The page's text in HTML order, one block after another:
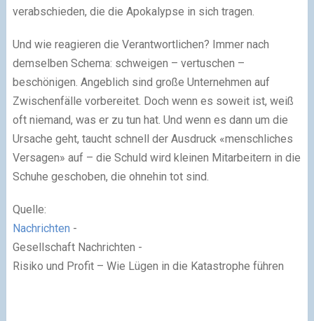
verabschieden, die die Apokalypse in sich tragen.
Und wie reagieren die Verantwortlichen? Immer nach
demselben Schema: schweigen – vertuschen –
beschönigen. Angeblich sind große Unternehmen auf
Zwischenfälle vorbereitet. Doch wenn es soweit ist, weiß
oft niemand, was er zu tun hat. Und wenn es dann um die
Ursache geht, taucht schnell der Ausdruck «menschliches
Versagen» auf – die Schuld wird kleinen Mitarbeitern in die
Schuhe geschoben, die ohnehin tot sind.
Quelle:
Nachrichten -
Gesellschaft Nachrichten -
Risiko und Profit – Wie Lügen in die Katastrophe führen